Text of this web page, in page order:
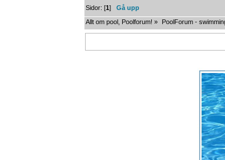
Sidor: [1]Gå upp
Allt om pool, Poolforum! » PoolForum -